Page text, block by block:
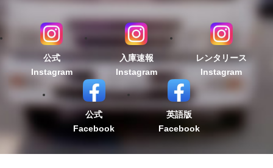
公式
Instagram
入庫速報
Instagram
レンタリース
Instagram
公式
Facebook
英語版
Facebook